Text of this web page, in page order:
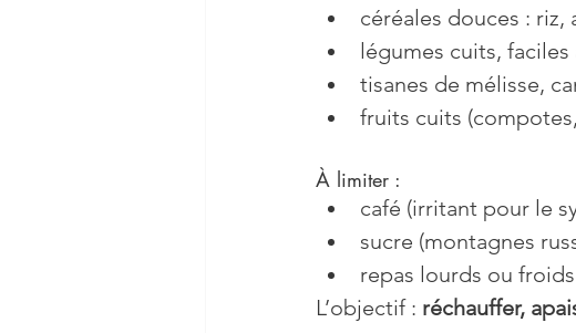
céréales douces : riz,
légumes cuits, faciles
tisanes de mélisse,
fruits cuits
À limiter :
café (irritant pour le
sucre (montagnes
repas lourds ou froids
L’objectif : réchauffer,